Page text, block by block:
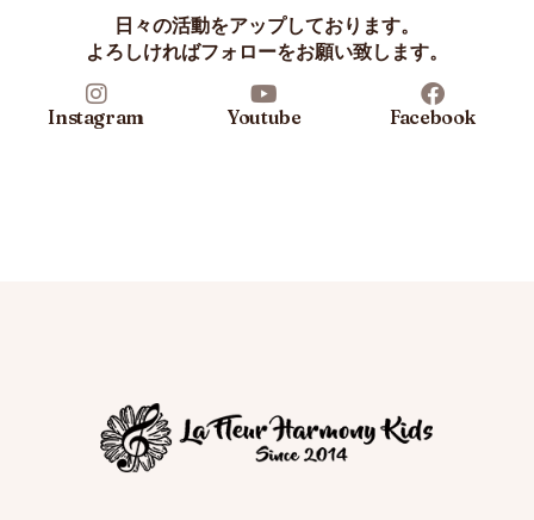
日々の活動をアップしております。
よろしければフォローをお願い致します。
Instagram Youtube Facebook